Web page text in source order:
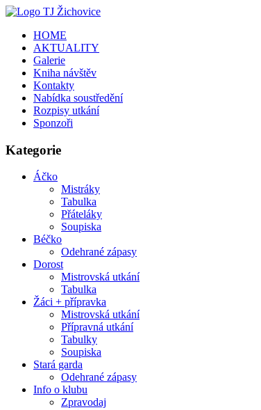
HOME
AKTUALITY
Galerie
Kniha návštěv
Kontakty
Nabídka soustředění
Rozpisy utkání
Sponzoři
Kategorie
Áčko
Mistráky
Tabulka
Přáteláky
Soupiska
Béčko
Odehrané zápasy
Dorost
Mistrovská utkání
Tabulka
Žáci + přípravka
Mistrovská utkání
Přípravná utkání
Tabulky
Soupiska
Stará garda
Odehrané zápasy
Info o klubu
Zpravodaj